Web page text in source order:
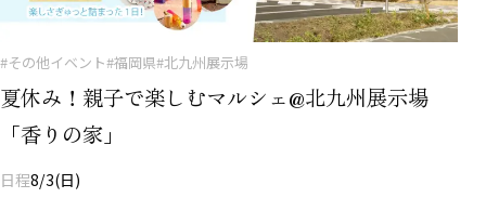
#その他イベント#福岡県#北九州展示場
夏休み！親子で楽しむマルシェ@北九州展示場
「香りの家」
日程8/3(日)